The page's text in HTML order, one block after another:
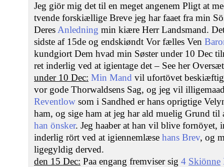
Jeg giör mig det til en meget angenem Pligt at
tvende forskiællige Breve jeg har faaet fra min
Deres Anledning min kiære Herr Landsmand.
sidste af 15de og endskiøndt Vor fælles Ven
kundgiort Dem hvad min Søster under 10 Dec
ret inderlig ved at igientage det – See her
under 10 Dec: Min Mand vil ufortövet
vor gode Thorwaldsens Sag, og jeg vil
Reventlow som i Sandhed er hans oprigtige
ham, og sige ham at jeg har ald muelig Grund til
han önsker. Jeg haaber at han vil blive fornöyet,
inderlig rört ved at igiennemlæse hans Brev, og
ligegyldig derved.
den 15 Dec: Paa engang fremviser sig 4 Skiönne